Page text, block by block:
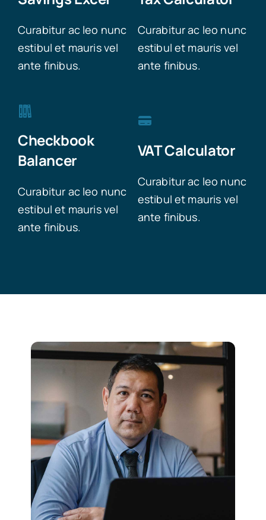
Curabitur ac leo nunc
estibul et mauris vel
ante finibus.
Curabitur ac leo nunc
estibul et mauris vel
ante finibus.
Checkbook
Balancer
Curabitur ac leo nunc
estibul et mauris vel
ante finibus.
VAT Calculator
Curabitur ac leo nunc
estibul et mauris vel
ante finibus.